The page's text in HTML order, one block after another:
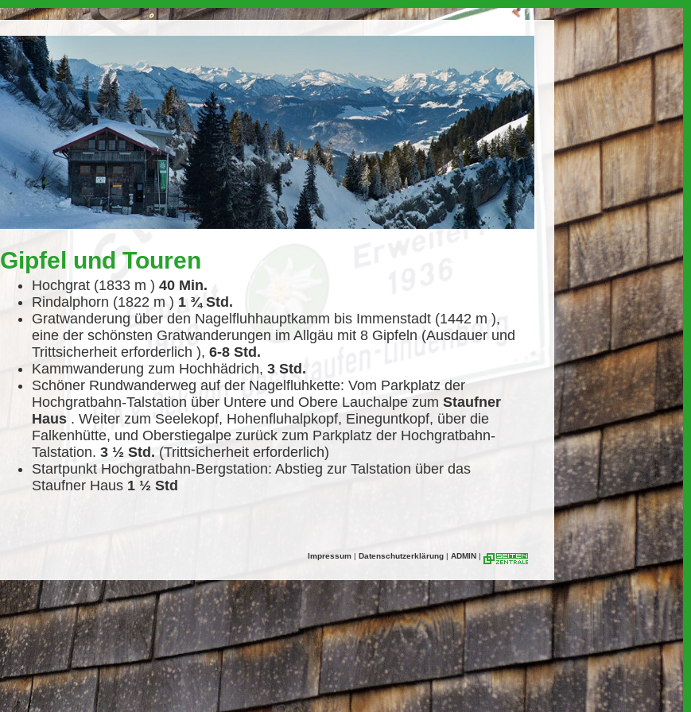
Gipfel und Touren
Hochgrat (1833 m ) 40 Min.
Rindalphorn (1822 m ) 1 ¾ Std.
Gratwanderung über den Nagelfluhhauptkamm bis Immenstadt (1442 m ),
eine der schönsten Gratwanderungen im Allgäu mit 8 Gipfeln (Ausdauer und
Trittsicherheit erforderlich ), 6-8 Std.
Kammwanderung zum Hochhädrich, 3 Std.
Schöner Rundwanderweg auf der Nagelfluhkette: Vom Parkplatz der
Hochgratbahn-Talstation über Untere und Obere Lauchalpe zum Staufner
Haus . Weiter zum Seelekopf, Hohenfluhalpkopf, Eineguntkopf, über die
Falkenhütte, und Oberstiegalpe zurück zum Parkplatz der Hochgratbahn-
Talstation. 3 ½ Std. (Trittsicherheit erforderlich)
Startpunkt Hochgratbahn-Bergstation: Abstieg zur Talstation über das
Staufner Haus 1 ½ Std
Impressum | Datenschutzerklärung | ADMIN |